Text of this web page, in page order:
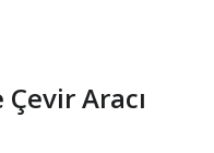
Çevir Aracı